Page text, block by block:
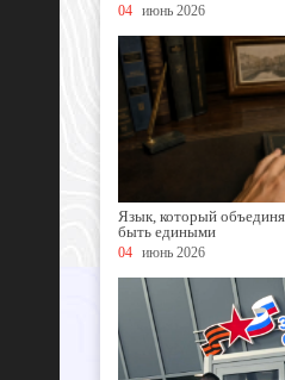
04 июнь 2026
Язык, который
быть едиными
04 июнь 2026